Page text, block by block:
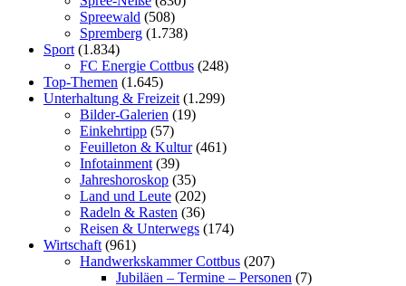
Spreewald (508)
Spremberg (1.738)
Sport (1.834)
FC Energie Cottbus (248)
Top-Themen (1.645)
Unterhaltung & Freizeit (1.299)
Bilder-Galerien (19)
Einkehrtipp (57)
Feuilleton & Kultur(461)
Infotainment (39)
Jahreshoroskop (35)
Land und Leute (202)
Radeln & Rasten (36)
Reisen & Unterwegs (174)
Wirtschaft (961)
Handwerkskammer Cottbus (207)
Jubiläen – Termine – Personen (7)